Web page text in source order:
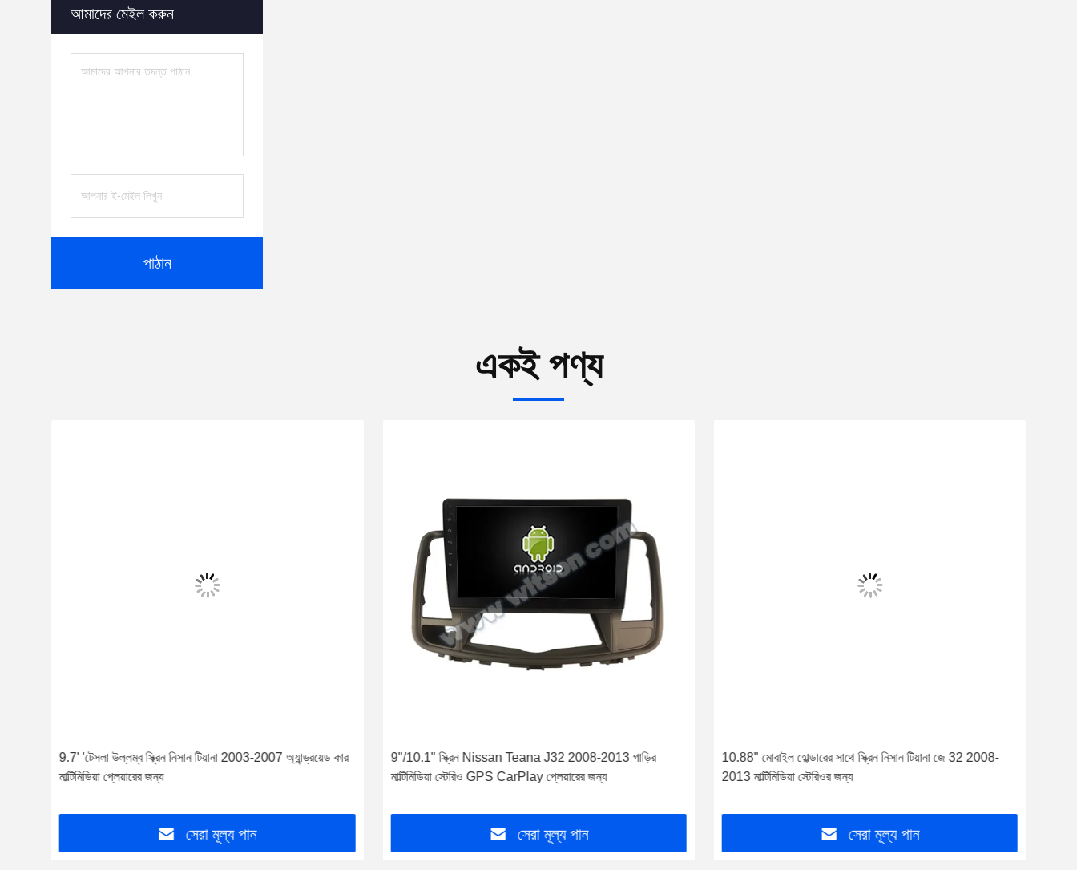
আমাদের মেইল ​​করুন
পাঠান
একই পণ্য
9.7' 'টেসলা উল্লম্ব স্ক্রিন নিসান টিয়ানা 2003-2007 অ্যান্ড্রয়েড কার
মাল্টিমিডিয়া প্লেয়ারের জন্য
সেরা মূল্য পান
9"/10.1" স্ক্রিন Nissan Teana J32 2008-2013 গাড়ির
মাল্টিমিডিয়া স্টেরিও GPS CarPlay প্লেয়ারের জন্য
সেরা মূল্য পান
10.88" মোবাইল হোল্ডারের সাথে স্ক্রিন নিসান টিয়ানা জে 32 2008-
2013 মাল্টিমিডিয়া স্টেরিওর জন্য
সেরা মূল্য পান